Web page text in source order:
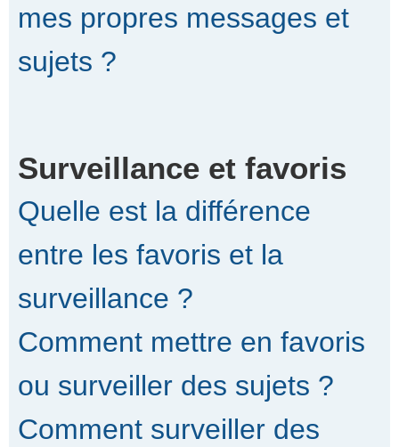
mes propres messages et
sujets ?
Surveillance et favoris
Quelle est la différence
entre les favoris et la
surveillance ?
Comment mettre en favoris
ou surveiller des sujets ?
Comment surveiller des